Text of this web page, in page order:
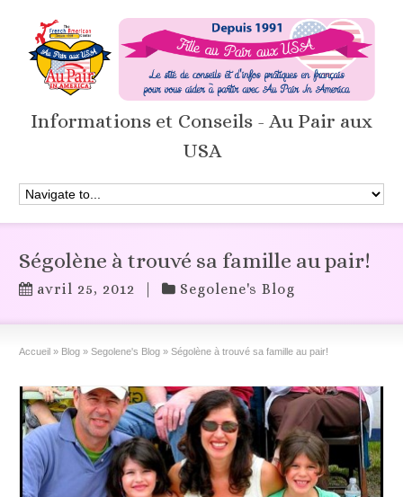
Informations et Conseils - Au Pair aux
USA
Ségolène à trouvé sa famille au pair!
avril 25, 2012 Segolene's Blog
Accueil » Blog » Segolene's Blog » Ségolène à trouvé sa famille au pair!